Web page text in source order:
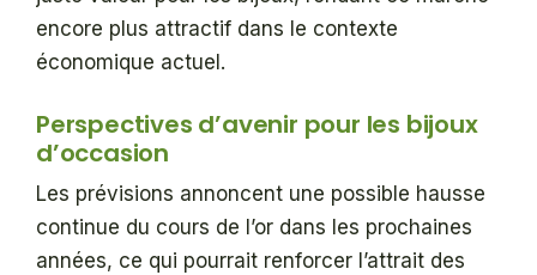
encore plus attractif dans le contexte
économique actuel.
Perspectives d’avenir pour les bijoux
d’occasion
Les prévisions annoncent une possible hausse
continue du cours de l’or dans les prochaines
années, ce qui pourrait renforcer l’attrait des